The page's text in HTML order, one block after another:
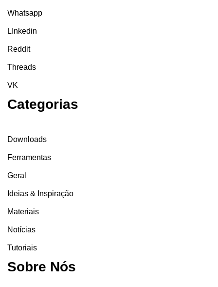
Whatsapp
LInkedin
Reddit
Threads
VK
Categorias
Downloads
Ferramentas
Geral
Ideias & Inspiração
Materiais
Notícias
Tutoriais
Sobre Nós